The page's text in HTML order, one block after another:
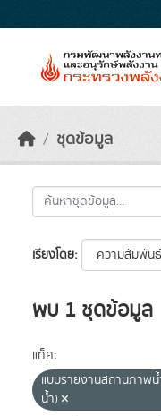
ชุดข้อมูล
เรียงโดย
พบ 1 ชุดข้อมูล
แท็ค:
แบบรายงานสถานภาพ
น้ำ)